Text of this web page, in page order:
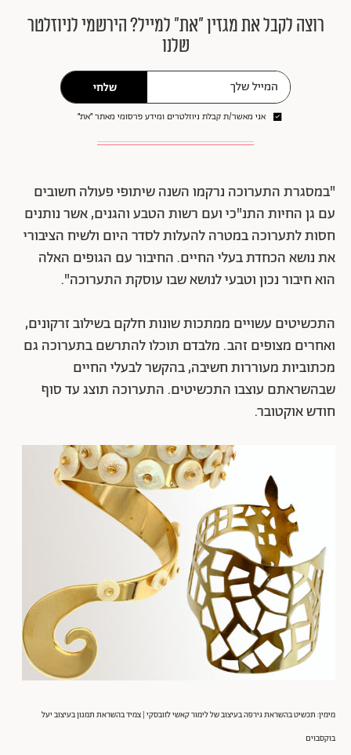
רוצה לקבל את מגזין ״את״ למייל? הירשמי לניוזלטר
שלנו
שלחי
אני מאשר/ת קבלת ניוזלטרים ומידע פרסומי מאתר ״את״
"במסגרת התערוכה נרקמו השנה שיתופי פעולה חשובים
עם גן החיות התנ"כי ועם רשות הטבע והגנים, אשר נותנים
חסות לתערוכה במטרה להעלות לסדר היום ולשיח הציבורי
את נושא הכחדת בעלי החיים. החיבור עם הגופים האלה
הוא חיבור נכון וטבעי לנושא שבו עוסקת התערוכה".
התכשיטים עשויים ממתכות שונות חלקם בשילוב זרקונים,
ואחרים מצופים זהב. מלבדם תוכלו להתרשם בתערוכה גם
מכתוביות מעוררות חשיבה, בהקשר לבעלי החיים
שבהשראתם עוצבו התכשיטים. התערוכה תוצג עד סוף
חודש אוקטובר.
מימין: תכשיט בהשראת גירפה בעיצוב של לימור קאשי לזובסקי | צמיד בהשראת תמנון בעיצוב יעל
בוקסבוים